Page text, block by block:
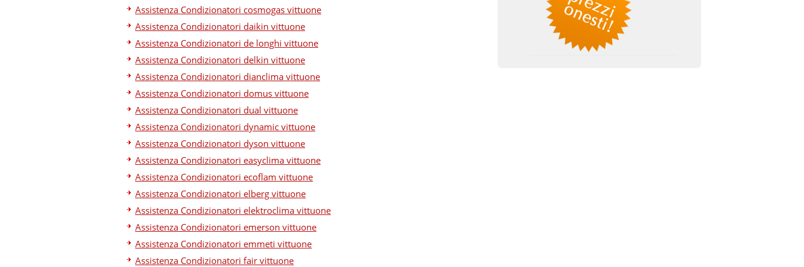
Assistenza Condizionatori cosmogas vittuone
Assistenza Condizionatori daikin vittuone
Assistenza Condizionatori de longhi vittuone
Assistenza Condizionatori delkin vittuone
Assistenza Condizionatori dianclima vittuone
Assistenza Condizionatori domus vittuone
Assistenza Condizionatori dual vittuone
Assistenza Condizionatori dynamic vittuone
Assistenza Condizionatori dyson vittuone
Assistenza Condizionatori easyclima vittuone
Assistenza Condizionatori ecoflam vittuone
Assistenza Condizionatori elberg vittuone
Assistenza Condizionatori elektroclima vittuone
Assistenza Condizionatori emerson vittuone
Assistenza Condizionatori emmeti vittuone
Assistenza Condizionatori fair vittuone